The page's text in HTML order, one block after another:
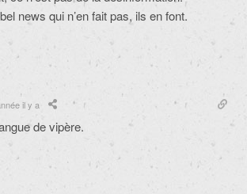
news qui n’en fait pas, ils en font.
il y a
de vipère.